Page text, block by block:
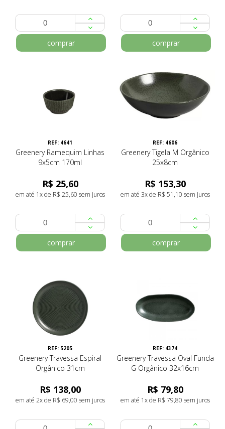
comprar comprar
REF: 4641
Greenery Ramequim Linhas
9x5cm 170ml
R$ 25,60
em até 1x de R$ 25,60 sem juros
comprar
REF: 4606
Greenery Tigela M Orgânico
25x8cm
R$ 153,30
em até 3x de R$ 51,10 sem juros
comprar
REF: 5205
Greenery Travessa Espiral
Orgânico 31cm
R$ 138,00
em até 2x de R$ 69,00 sem juros
REF: 4374
Greenery Travessa Oval Funda
G Orgânico 32x16cm
R$ 79,80
em até 1x de R$ 79,80 sem juros